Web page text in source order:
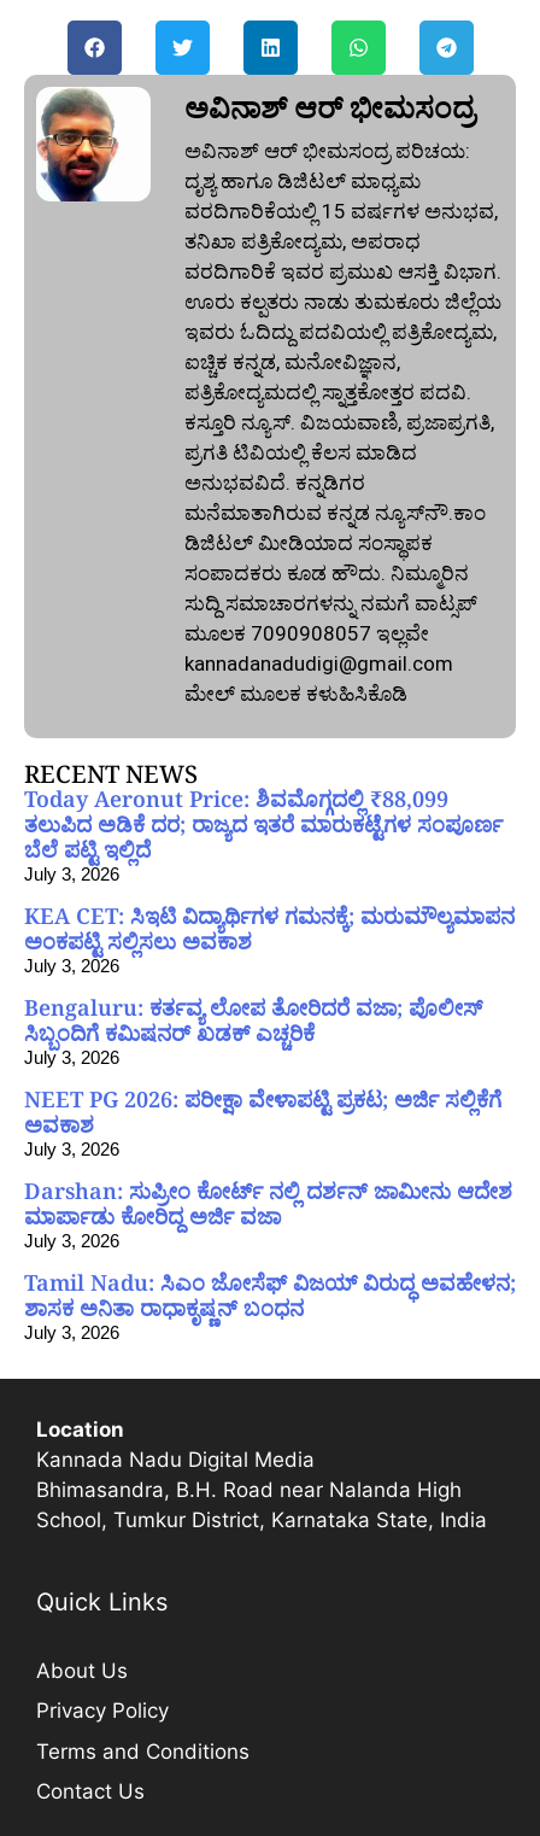
ಅವಿನಾಶ್‌ ಆರ್‌ ಭೀಮಸಂದ್ರ
ಅವಿನಾಶ್‌ ಆರ್‌ ಭೀಮಸಂದ್ರ ಪರಿಚಯ:
ದೃಶ್ಯ ಹಾಗೂ ಡಿಜಿಟಲ್ ಮಾಧ್ಯಮ
ವರದಿಗಾರಿಕೆಯಲ್ಲಿ 15 ವರ್ಷಗಳ ಅನುಭವ,
ತನಿಖಾ ಪತ್ರಿಕೋದ್ಯಮ, ಅಪರಾಧ
ವರದಿಗಾರಿಕೆ ಇವರ ಪ್ರಮುಖ ಆಸಕ್ತಿ ವಿಭಾಗ.
ಊರು ಕಲ್ಪತರು ನಾಡು ತುಮಕೂರು ಜಿಲ್ಲೆಯ
ಇವರು ಓದಿದ್ದು ಪದವಿಯಲ್ಲಿ ಪತ್ರಿಕೋದ್ಯಮ,
ಐಚ್ಚಿಕ ಕನ್ನಡ, ಮನೋವಿಜ್ಞಾನ,
ಪತ್ರಿಕೋದ್ಯಮದಲ್ಲಿ ಸ್ನಾತ್ತಕೋತ್ತರ ಪದವಿ.
ಕಸ್ತೂರಿ ನ್ಯೂಸ್‌. ವಿಜಯವಾಣಿ, ಪ್ರಜಾಪ್ರಗತಿ,
ಪ್ರಗತಿ ಟಿವಿಯಲ್ಲಿ ಕೆಲಸ ಮಾಡಿದ
ಅನುಭವವಿದೆ. ಕನ್ನಡಿಗರ
ಮನೆಮಾತಾಗಿರುವ ಕನ್ನಡ ನ್ಯೂಸ್‌ನೌ.ಕಾಂ
ಡಿಜಿಟಲ್‌ ಮೀಡಿಯಾದ ಸಂಸ್ಥಾಪಕ
ಸಂಪಾದಕರು ಕೂಡ ಹೌದು. ನಿಮ್ಮೂರಿನ
ಸುದ್ದಿ ಸಮಾಚಾರಗಳನ್ನು ನಮಗೆ ವಾಟ್ಸಪ್‌
ಮೂಲಕ 7090908057 ಇಲ್ಲವೇ
kannadanadudigi@gmail.com
ಮೇಲ್‌ ಮೂಲಕ ಕಳುಹಿಸಿಕೊಡಿ
RECENT NEWS
Today Aeronut Price: ಶಿವಮೊಗ್ಗದಲ್ಲಿ ₹88,099
ತಲುಪಿದ ಅಡಿಕೆ ದರ; ರಾಜ್ಯದ ಇತರೆ ಮಾರುಕಟ್ಟೆಗಳ ಸಂಪೂರ್ಣ
ಬೆಲೆ ಪಟ್ಟಿ ಇಲ್ಲಿದೆ
July 3, 2026
KEA CET: ಸಿಇಟಿ ವಿದ್ಯಾರ್ಥಿಗಳ ಗಮನಕ್ಕೆ; ಮರುಮೌಲ್ಯಮಾಪನ
ಅಂಕಪಟ್ಟಿ ಸಲ್ಲಿಸಲು ಅವಕಾಶ
July 3, 2026
Bengaluru: ಕರ್ತವ್ಯ ಲೋಪ ತೋರಿದರೆ ವಜಾ; ಪೊಲೀಸ್
ಸಿಬ್ಬಂದಿಗೆ ಕಮಿಷನರ್ ಖಡಕ್ ಎಚ್ಚರಿಕೆ
July 3, 2026
NEET PG 2026: ಪರೀಕ್ಷಾ ವೇಳಾಪಟ್ಟಿ ಪ್ರಕಟ; ಅರ್ಜಿ ಸಲ್ಲಿಕೆಗೆ
ಅವಕಾಶ
July 3, 2026
Darshan: ಸುಪ್ರೀಂ ಕೋರ್ಟ್ ನಲ್ಲಿ ದರ್ಶನ್ ಜಾಮೀನು ಆದೇಶ
ಮಾರ್ಪಾಡು ಕೋರಿದ್ದ ಅರ್ಜಿ ವಜಾ
July 3, 2026
Tamil Nadu: ಸಿಎಂ ಜೋಸೆಫ್ ವಿಜಯ್ ವಿರುದ್ಧ ಅವಹೇಳನ;
ಶಾಸಕ ಅನಿತಾ ರಾಧಾಕೃಷ್ಣನ್ ಬಂಧನ
July 3, 2026
Location
Kannada Nadu Digital Media
Bhimasandra, B.H. Road near Nalanda High
School, Tumkur District, Karnataka State, India
Quick Links
About Us
Privacy Policy
Terms and Conditions
Contact Us